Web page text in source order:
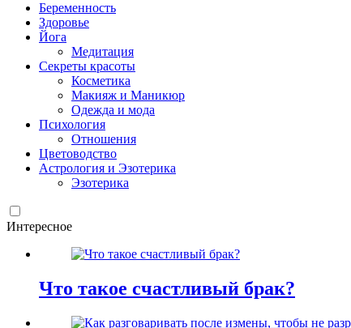
Беременность
Здоровье
Йога
Медитация
Секреты красоты
Косметика
Макияж и Маникюр
Одежда и мода
Психология
Отношения
Цветоводство
Астрология и Эзотерика
Эзотерика
Интересное
Что такое счастливый брак?